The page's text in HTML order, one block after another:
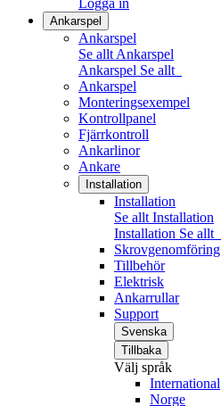
Logga in
Ankarspel
Ankarspel
Se allt Ankarspel
Ankarspel Se allt
Ankarspel
Monteringsexempel
Kontrollpanel
Fjärrkontroll
Ankarlinor
Ankare
Installation
Installation
Se allt Installation
Installation Se allt
Skrovgenomföring
Tillbehör
Elektrisk
Ankarrullar
Support
Svenska
Tillbaka
Välj språk
International
Norge